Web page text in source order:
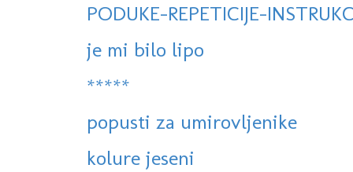
PODUKE-REPETICIJE-
je mi bilo lipo
*****
popusti za umirovljenike
kolure jeseni